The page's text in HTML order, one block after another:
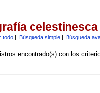
celestinesca
todo| Búsqueda simple| Búsqueda
encontrado(s) con los